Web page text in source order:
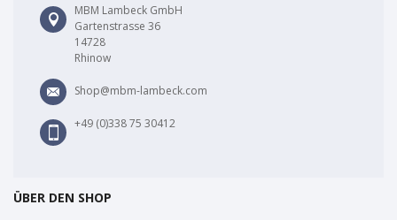
MBM Lambeck GmbH
Gartenstrasse 36
14728
Rhinow
Shop@mbm-lambeck.com
+49 (0)338 75 30412
ÜBER DEN SHOP